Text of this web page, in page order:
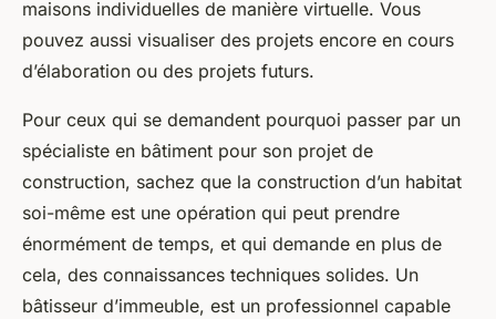
maisons individuelles de manière virtuelle. Vous
pouvez aussi visualiser des projets encore en cours
d’élaboration ou des projets futurs.
Pour ceux qui se demandent pourquoi passer par un
spécialiste en bâtiment pour son projet de
construction, sachez que la construction d’un habitat
soi-même est une opération qui peut prendre
énormément de temps, et qui demande en plus de
cela, des connaissances techniques solides. Un
bâtisseur d’immeuble, est un professionnel capable